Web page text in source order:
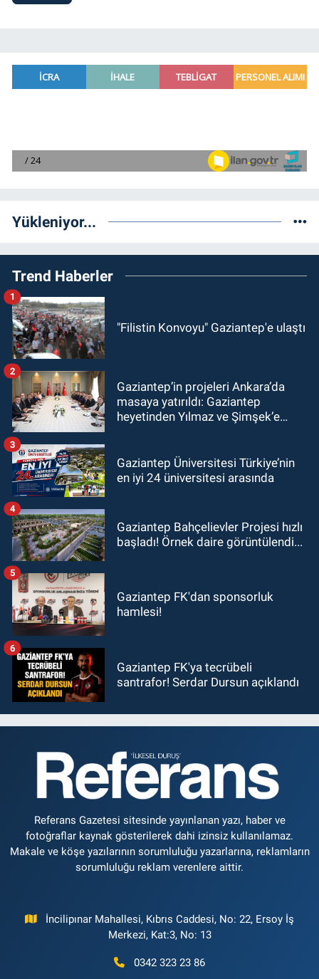
Yükleniyor...
Trend Haberler
"Filistin Konvoyu" Gaziantep'e ulaştı
1
Gaziantep’in projeleri Ankara’da
masaya yatırıldı: Gaziantep
heyetinden Yılmaz ve Şimşek’e
2
Gaziantep Üniversitesi Türkiye’nin
en iyi 24 üniversitesi arasında
3
Gaziantep Bahçelievler Projesi hızlı
başladı! Örnek daire görüntülendi...
4
Gaziantep FK'dan sponsorluk
hamlesi!
5
Gaziantep FK'ya tecrübeli
santrafor! Serdar Dursun açıklandı
6
Referans Gazetesi sitesinde yayınlanan yazı, haber ve
fotoğraflar kaynak gösterilerek dahi izinsiz kullanılamaz.
Makale ve köşe yazılarının sorumluluğu yazarlarına, reklamların
sorumluluğu reklam verenlere aittir.
İncilipınar Mahallesi, Kıbrıs Caddesi, No: 22, Ersoy İş
Merkezi, Kat:3, No: 13
0342 323 23 86